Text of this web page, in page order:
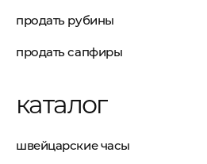
продать рубины
продать сапфиры
каталог
швейцарские часы